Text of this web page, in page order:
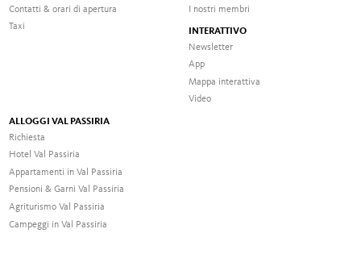
Contatti & orari di apertura
Taxi
I nostri membri
INTERATTIVO
Newsletter
App
Mappa interattiva
Video
ALLOGGI VAL PASSIRIA
Richiesta
Hotel Val Passiria
Appartamenti in Val Passiria
Pensioni & Garni Val Passiria
Agriturismo Val Passiria
Campeggi in Val Passiria